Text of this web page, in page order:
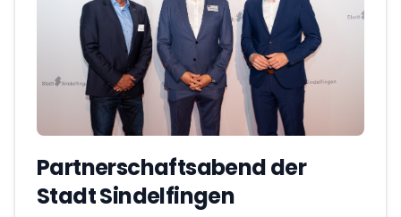
Partnerschaftsabend der
Stadt Sindelfingen